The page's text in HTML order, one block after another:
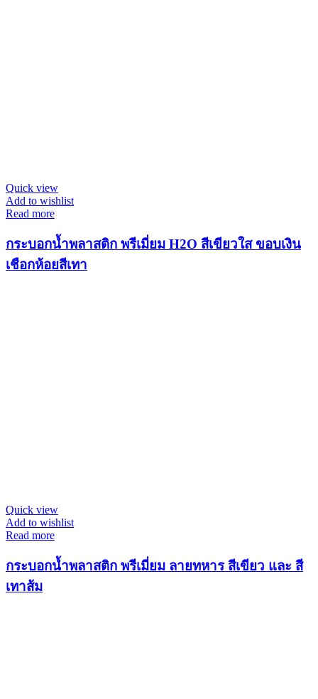
Quick view
Add to wishlist
Read more
กระบอกน้ำพลาสติก พรีเมี่ยม H2O สีเขียวใส ขอบเงิน
เชือกห้อยสีเทา
Quick view
Add to wishlist
Read more
กระบอกน้ำพลาสติก พรีเมี่ยม ลายทหาร สีเขียว และ สี
เทาส้ม